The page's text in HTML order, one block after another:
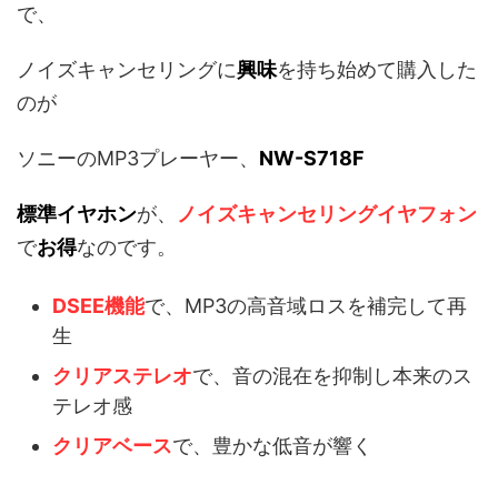
で、
ノイズキャンセリングに興味を持ち始めて購入した
のが
ソニーのMP3プレーヤー、 NW-S718F
標準イヤホンが、
ノイズキャンセリングイヤフォン
でお得なのです。
DSEE機能で、MP3の高音域ロスを補完して再
生
クリアステレオで、音の混在を抑制し本来のス
テレオ感
クリアベースで、豊かな低音が響く